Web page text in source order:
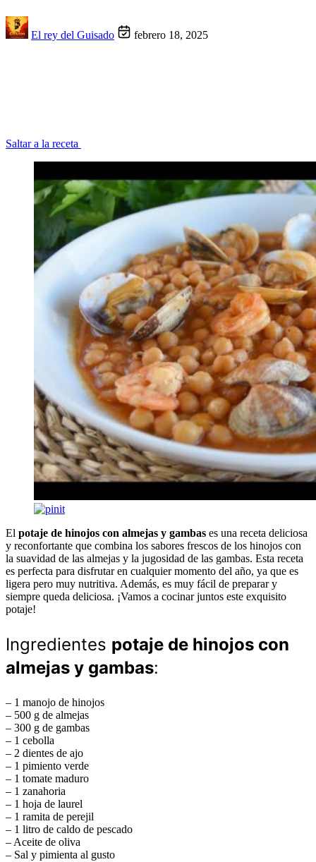
El rey del Guisado febrero 18, 2025
Saltar a la receta
El potaje de hinojos con almejas y gambas es una receta deliciosa
y reconfortante que combina los sabores frescos de los hinojos con
la suavidad de las almejas y la jugosidad de las gambas. Esta receta
es perfecta para disfrutar en cualquier momento del año, ya que es
ligera pero muy nutritiva. Además, es muy fácil de preparar y
siempre queda deliciosa. ¡Vamos a cocinar juntos este exquisito
potaje!
Ingredientes potaje de hinojos con
almejas y gambas:
– 1 manojo de hinojos
– 500 g de almejas
– 300 g de gambas
– 1 cebolla
– 2 dientes de ajo
– 1 pimiento verde
– 1 tomate maduro
– 1 zanahoria
– 1 hoja de laurel
– 1 ramita de perejil
– 1 litro de caldo de pescado
– Aceite de oliva
– Sal y pimienta al gusto